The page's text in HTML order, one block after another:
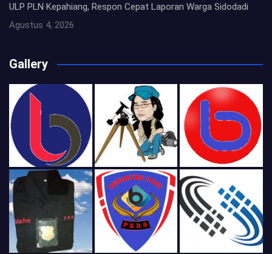
ULP PLN Kepahiang, Respon Cepat Laporan Warga Sidodadi
Agustus 4, 2026
Gallery